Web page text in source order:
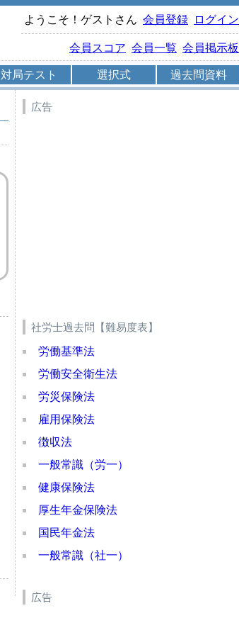
ようこそ！ゲストさん 会員登録 ログイン
会員スコア 会員一覧 会員掲示板
対局テスト 選択式 過去問資料
広告
社労士過去問【難易度表】
労働基準法
労働安全衛生法
労災保険法
雇用保険法
徴収法
一般常識（労一）
健康保険法
厚生年金保険法
国民年金法
一般常識（社一）
広告